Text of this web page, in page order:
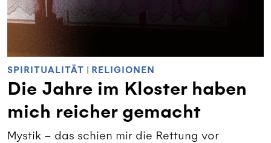
SPIRITUALITÄT | RELIGIONEN
Die Jahre im Kloster haben
mich reicher gemacht
Mystik – das schien mir die Rettung vor